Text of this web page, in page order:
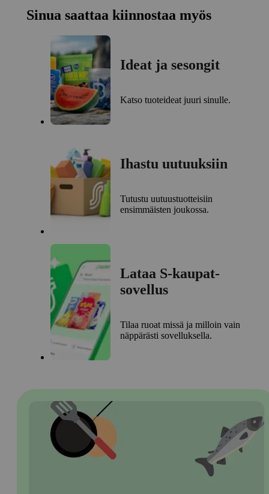
Sinua saattaa kiinnostaa myös
Ideat ja sesongit
Katso tuoteideat juuri sinulle.
Ihastu uutuuksiin
Tutustu uutuustuotteisiin
ensimmäisten joukossa.
Lataa S-kaupat-
sovellus
Tilaa ruoat missä ja milloin vain
näppärästi sovelluksella.